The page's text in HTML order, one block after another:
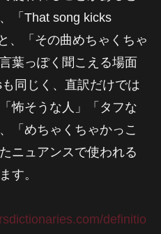
「That song kicks
、「その曲めちゃくちゃ
葉っぽく聞こえる場面
同じく、直訳だけでは
怖そうな人」「タフな
「めちゃくちゃかっこ
ニュアンスで使われる
す。
definitio